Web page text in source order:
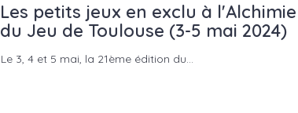
Les petits jeux en exclu à l'Alchimie
du Jeu de Toulouse (3-5 mai 2024)
Le 3, 4 et 5 mai, la 21ème édition du…